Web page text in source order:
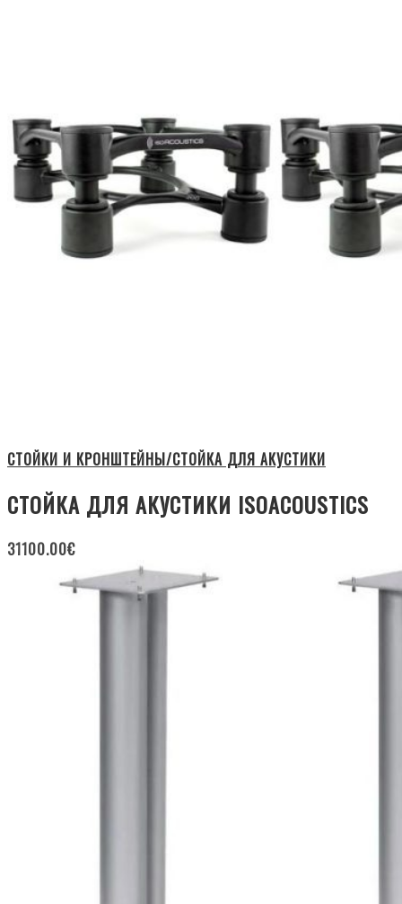
СТОЙКИ И КРОНШТЕЙНЫ/СТОЙКА ДЛЯ АКУСТИКИ
СТОЙКА ДЛЯ АКУСТИКИ ISOACOUSTICS
31100.00€